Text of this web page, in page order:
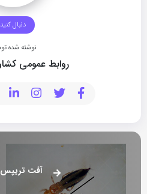
دنبال کنید
نوشته شده
روابط عمومی
آفت